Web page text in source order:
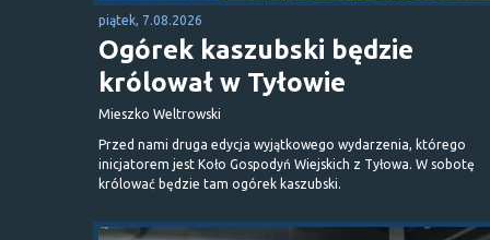
piątek, 7.08.2026
Ogórek kaszubski będzie
królował w Tyłowie
Mieszko Weltrowski
Przed nami druga edycja wyjątkowego wydarzenia, którego
inicjatorem jest Koło Gospodyń Wiejskich z Tyłowa. W sobotę
królować będzie tam ogórek kaszubski.